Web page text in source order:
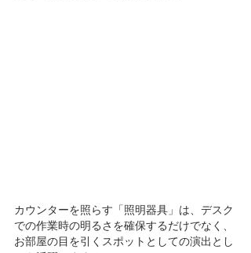
カウンターを照らす「照明器具」は、デスク
での作業時の明るさを確保するだけでなく、
お部屋の目を引くスポットとしての演出とし